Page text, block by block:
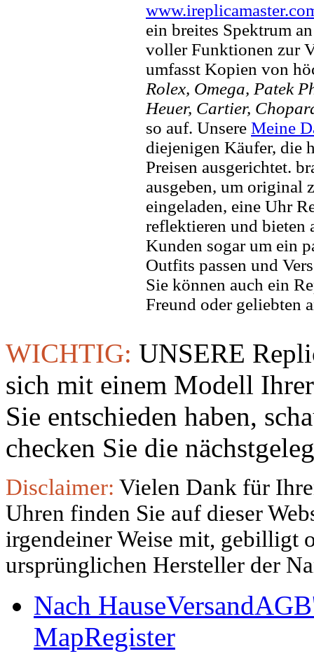
ein breites Spektrum
voller Funktionen zur
umfasst Kopien von
Rolex, Omega, Patek
Heuer, Cartier,
so auf. Unsere Meine
diejenigen Käufer, die
Preisen ausgerichtet.
ausgeben, um original
eingeladen, eine Uhr
reflektieren und bieten
Kunden sogar um ein
Outfits passen und
Sie können auch ein
Freund oder geliebten
WICHTIG: UNSERE
sich mit einem Modell
Sie entschieden haben,
checken Sie die
Disclaimer: Vielen Dank für
Uhren finden Sie auf dieser
irgendeiner Weise mit, gebilligt
ursprünglichen Hersteller der
Nach HauseVersand
MapRegister